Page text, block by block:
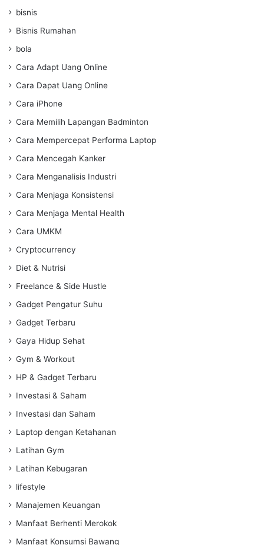
bisnis
Bisnis Rumahan
bola
Cara Adapt Uang Online
Cara Dapat Uang Online
Cara iPhone
Cara Memilih Lapangan Badminton
Cara Mempercepat Performa Laptop
Cara Mencegah Kanker
Cara Menganalisis Industri
Cara Menjaga Konsistensi
Cara Menjaga Mental Health
Cara UMKM
Cryptocurrency
Diet & Nutrisi
Freelance & Side Hustle
Gadget Pengatur Suhu
Gadget Terbaru
Gaya Hidup Sehat
Gym & Workout
HP & Gadget Terbaru
Investasi & Saham
Investasi dan Saham
Laptop dengan Ketahanan
Latihan Gym
Latihan Kebugaran
lifestyle
Manajemen Keuangan
Manfaat Berhenti Merokok
Manfaat Konsumsi Bawang